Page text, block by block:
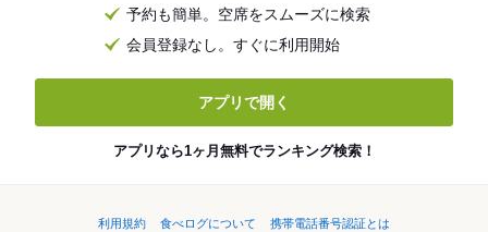
予約も簡単。空席をスムーズに検索
会員登録なし。すぐに利用開始
アプリで開く
アプリなら1ヶ月無料でランキング検索！
利用規約 食べログについて
携帯電話番号認証とは